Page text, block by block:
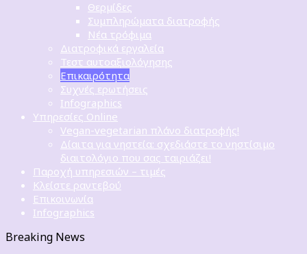
Θερμίδες
Συμπληρώματα διατροφής
Νέα τρόφιμα
Διατροφικά εργαλεία
Τεστ αυτοαξιολόγησης
Επικαιρότητα
Συχνές ερωτήσεις
Infographics
Υπηρεσίες Online
Vegan-vegetarian πλάνο διατροφής!
Δίαιτα για νηστεία: σχεδιάστε το νηστίσιμο
διαιτολόγιο που σας ταιριάζει!
Παροχή υπηρεσιών – τιμές
Κλείστε ραντεβού
Επικοινωνία
Infographics
Breaking News